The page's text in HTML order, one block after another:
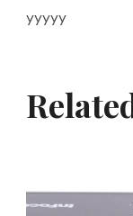
yyyyy